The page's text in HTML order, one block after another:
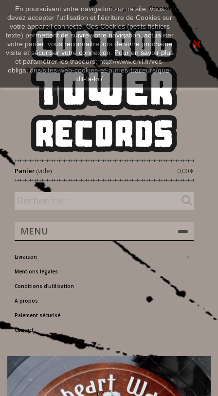
En poursuivant votre navigation sur ce site, vous
devez accepter l’utilisation et l'écriture de Cookies sur
votre appareil connecté. Ces Cookies (petits fichiers
texte) permettent de suivre votre navigation, actualiser
votre panier, vous reconnaitre lors de votre prochaine
visite et sécuriser votre connexion. Pour en savoir plus
et paramétrer les traceurs: http://www.cnil.fr/vos-
obligations/sites-web-cookies-et-autres-traceurs/que-
dit-la-loi/
Connexion
Français
Panier 0,00 €
|
(vide)
MENU
Livraison
Mentions légales
Conditions d'utilisation
A propos
Paiement sécurisé
Contact